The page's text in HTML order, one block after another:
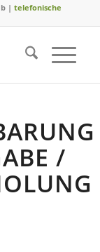
|telefonische
/